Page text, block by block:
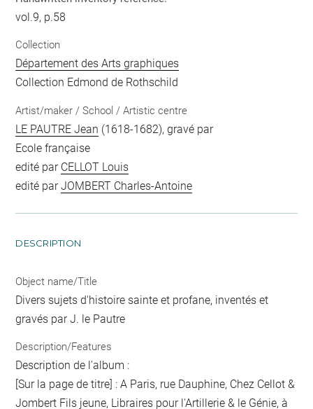
vol.9, p.58
Collection
Département des Arts graphiques
Collection Edmond de Rothschild
Artist/maker / School / Artistic centre
LE PAUTRE Jean (1618-1682), gravé par
Ecole française
edité par CELLOT Louis
edité parJOMBERT Charles-Antoine
DESCRIPTION
Object name/Title
Divers sujets d'histoire sainte et profane, inventés et
gravés par J. le Pautre
Description/Features
Description de l'album :
[Sur la page de titre] : A Paris, rue Dauphine, Chez Cellot &
Jombert Fils jeune, Libraires pour l'Artillerie & le Génie, à